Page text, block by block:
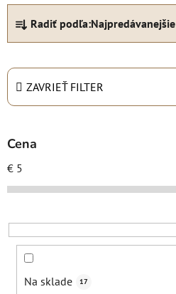
R
d
e
i
p
r
o
d
k
Radiť podľa:Najpredávanejšie
ZAVRIEŤ FILTER
Cena
€ 5
Na sklade 17